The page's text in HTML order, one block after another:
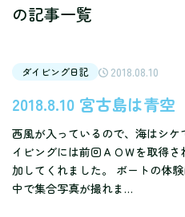
の記事一覧
ダイビング日記 2018.08.10
2018.8.10 宮古島は青空
西風が入っているので、海はシ
イビングには前回ＡＯＷを取得
加してくれました。 ボートの体
中で集合写真が撮れま…